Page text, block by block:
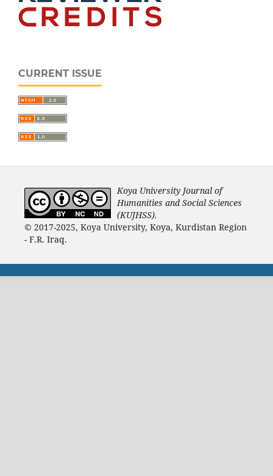
CURRENT ISSUE
Koya University Journal of
Humanities and Social Sciences
(KUJHSS).
© 2017-2025, Koya University, Koya, Kurdistan Region
- F.R. Iraq.